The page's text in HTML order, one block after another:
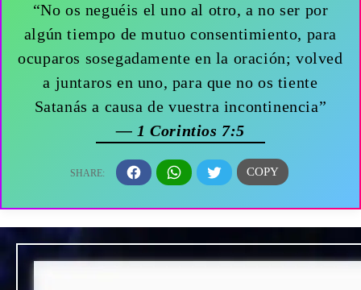
“No os neguéis el uno al otro, a no ser por
algún tiempo de mutuo consentimiento, para
ocuparos sosegadamente en la oración; volved
a juntaros en uno, para que no os tiente
Satanás a causa de vuestra incontinencia”
— 1 Corintios 7:5